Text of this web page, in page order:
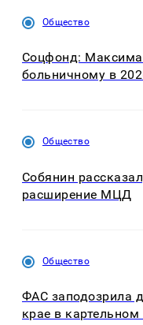
Общество
Соцфонд:
больничному в
Общество
Собянин
расширение МЦД
Общество
ФАС заподозрила
крае в картельном